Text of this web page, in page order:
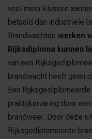
veel meer klussen
betaald dan industriële
Brandwachten werken
Rijksdiploma kunnen
van een
brandwacht heeft geen
Een
praktijkervaring door
brandweer. Door deze
Rijksgediplomeerde